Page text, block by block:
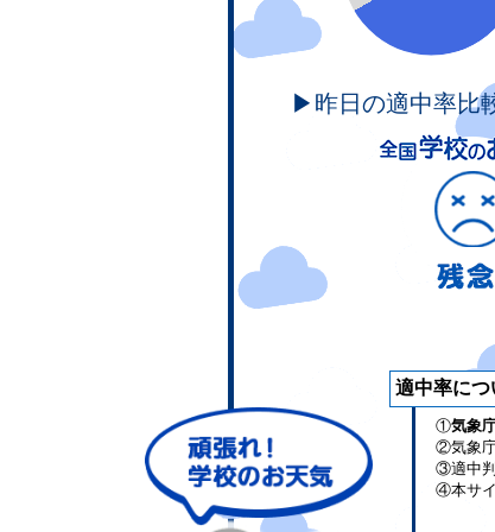
▶昨日の適中率比
適中率につ
①気象
②気象
③適中
④本サイ